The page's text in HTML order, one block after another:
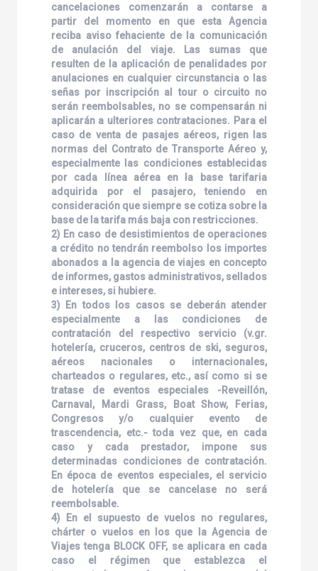
cancelaciones comenzarán a contarse a
partir del momento en que esta Agencia
reciba aviso fehaciente de la comunicación
de anulación del viaje. Las sumas que
resulten de la aplicación de penalidades por
anulaciones en cualquier circunstancia o las
señas por inscripción al tour o circuito no
serán reembolsables, no se compensarán ni
aplicarán a ulteriores contrataciones. Para el
caso de venta de pasajes aéreos, rigen las
normas del Contrato de Transporte Aéreo y,
especialmente las condiciones establecidas
por cada línea aérea en la base tarifaria
adquirida por el pasajero, teniendo en
consideración que siempre se cotiza sobre la
base de la tarifa más baja con restricciones.
2) En caso de desistimientos de operaciones
a crédito no tendrán reembolso los importes
abonados a la agencia de viajes en concepto
de informes, gastos administrativos, sellados
e intereses, si hubiere.
3) En todos los casos se deberán atender
especialmente a las condiciones de
contratación del respectivo servicio (v.gr.
hotelería, cruceros, centros de ski, seguros,
aéreos nacionales o internacionales,
charteados o regulares, etc., así como si se
tratase de eventos especiales -Reveillón,
Carnaval, Mardi Grass, Boat Show, Ferias,
Congresos y/o cualquier evento de
trascendencia, etc.- toda vez que, en cada
caso y cada prestador, impone sus
determinadas condiciones de contratación.
En época de eventos especiales, el servicio
de hotelería que se cancelase no será
reembolsable.
4) En el supuesto de vuelos no regulares,
chárter o vuelos en los que la Agencia de
Viajes tenga BLOCK OFF, se aplicara en cada
caso el régimen que establezca el